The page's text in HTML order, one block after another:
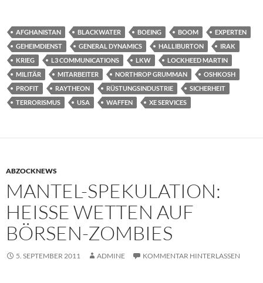
AFGHANISTAN BLACKWATER BOEING BOOM
EXPERTEN
GEHEIMDIENST
GENERAL DYNAMICS HALLIBURTON
IRAK
KRIEG
L3 COMMUNICATIONS LKW
LOCKHEED MARTIN
MILITÄR
MITARBEITER NORTHROP GRUMMAN
OSHKOSH
PROFIT
RAYTHEON RÜSTUNGSINDUSTRIE
SICHERHEIT
TERRORISMUS
USA WAFFEN XE SERVICES
ABZOCKNEWS
MANTEL-SPEKULATION:
HEISSE WETTEN AUF B
ÖRSEN-ZOMBIES
5. SEPTEMBER 2011 ADMINE KOMMENTAR HINTERLASSEN